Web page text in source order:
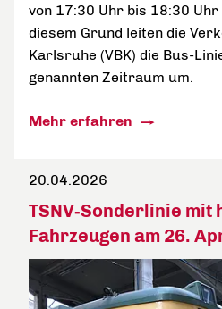
von 17:30 Uhr bis 18:30
diesem Grund leiten die
Karlsruhe (VBK) die Bus-
genannten Zeitraum um.
Mehr erfahren
20.04.2026
TSNV‑Sonderlinie
Fahrzeugen am 26.